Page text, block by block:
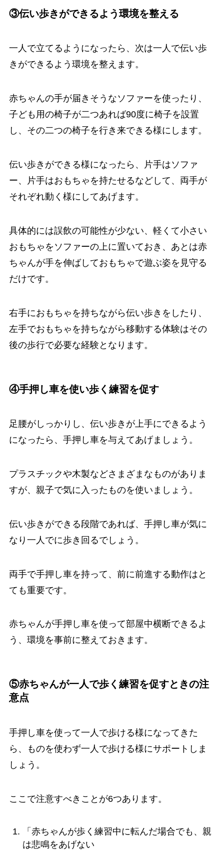
③伝い歩きができるよう環境を整える
一人で立てるようになったら、次は一人で伝い歩
きができるよう環境を整えます。
赤ちゃんの手が届きそうなソファーを使ったり、
子ども用の椅子が二つあれば90度に椅子を設置
し、その二つの椅子を行き来できる様にします。
伝い歩きができる様になったら、片手はソファ
ー、片手はおもちゃを持たせるなどして、両手が
それぞれ動く様にしてあげます。
具体的には誤飲の可能性が少ない、軽くて小さい
おもちゃをソファーの上に置いておき、あとは赤
ちゃんが手を伸ばしておもちゃで遊ぶ姿を見守る
だけです。
右手におもちゃを持ちながら伝い歩きをしたり、
左手でおもちゃを持ちながら移動する体験はその
後の歩行で必要な経験となります。
④手押し車を使い歩く練習を促す
足腰がしっかりし、伝い歩きが上手にできるよう
になったら、手押し車を与えてあげましょう。
プラスチックや木製などさまざまなものがありま
すが、親子で気に入ったものを使いましょう。
伝い歩きができる段階であれば、手押し車が気に
なり一人でに歩き回るでしょう。
両手で手押し車を持って、前に前進する動作はと
ても重要です。
赤ちゃんが手押し車を使って部屋中横断できるよ
う、環境を事前に整えておきます。
⑤赤ちゃんが一人で歩く練習を促すときの注
意点
手押し車を使って一人で歩ける様になってきた
ら、ものを使わず一人で歩ける様にサポートしま
しょう。
ここで注意すべきことが6つあります。
「赤ちゃんが歩く練習中に転んだ場合でも、親
は悲鳴をあげない